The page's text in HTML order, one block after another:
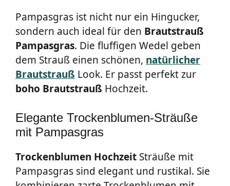
Pampasgras ist nicht nur ein Hingucker,
sondern auch ideal für den Brautstrauß
Pampasgras. Die fluffigen Wedel geben
dem Strauß einen schönen, natürlicher
Brautstrauß Look. Er passt perfekt zur
boho Brautstrauß Hochzeit.
Elegante Trockenblumen-Sträuße
mit Pampasgras
Trockenblumen Hochzeit Sträuße mit
Pampasgras sind elegant und rustikal. Sie